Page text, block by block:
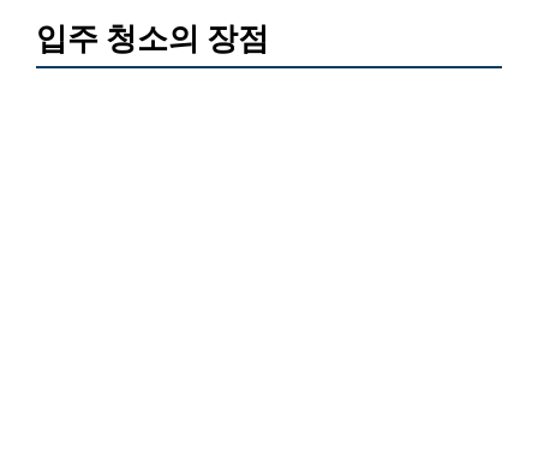
입주 청소의 장점